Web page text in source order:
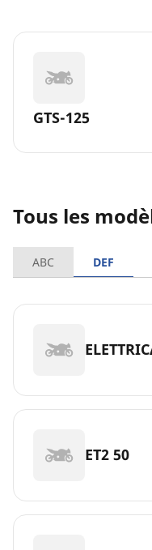
GTS-125
Tous les
ABC DEF
ET2 50